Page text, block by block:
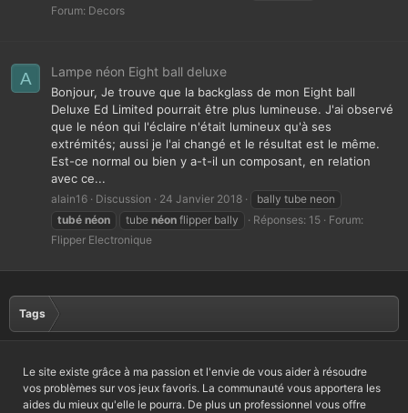
Forum: Decors
A Lampe néon Eight ball deluxe
Bonjour, Je trouve que la backglass de mon Eight ball
Deluxe Ed Limited pourrait être plus lumineuse. J'ai observé
que le néon qui l'éclaire n'était lumineux qu'à ses
extrémités; aussi je l'ai changé et le résultat est le même.
Est-ce normal ou bien y a-t-il un composant, en relation
avec ce...
alain16 Discussion 24 Janvier 2018
bally tube neon
tubé néon tube néon flipper bally Réponses: 15
Forum:
Flipper Electronique
Tags
Le site existe grâce à ma passion et l'envie de vous aider à résoudre
vos problèmes sur vos jeux favoris. La communauté vous apportera les
aides du mieux qu'elle le pourra. De plus un professionnel vous offre